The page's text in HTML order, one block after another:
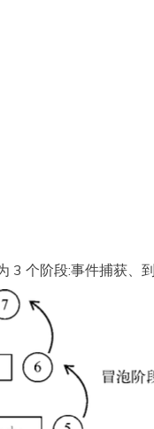
3 个阶段:事件捕获、